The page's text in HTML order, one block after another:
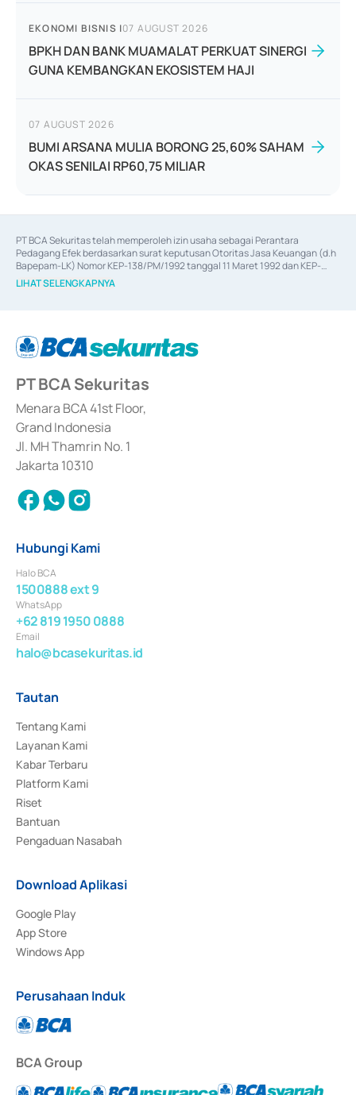
EKONOMI BISNIS |07 AUGUST 2026
BPKH DAN BANK MUAMALAT PERKUAT SINERGI
GUNA KEMBANGKAN EKOSISTEM HAJI
07 AUGUST 2026
BUMI ARSANA MULIA BORONG 25,60% SAHAM
OKAS SENILAI RP60,75 MILIAR
PT BCA Sekuritas telah memperoleh izin usaha sebagai Perantara
Pedagang Efek berdasarkan surat keputusan Otoritas Jasa Keuangan (d.h
Bapepam-LK) Nomor KEP-138/PM/1992 tanggal 11 Maret 1992 dan KEP-
06/D.04/2014 tanggal 28 Februari 2014, izin usaha sebagai Penjamin Emisi
Efek berdasarkan surat keputusan Otoritas Jasa Keuangan Nomor KEP-
berdasarkan surat keputusan Otoritas Jasa Keuangan Nomor S-
67/PM.21/2017 tanggal 3 Februari 2017, dan beberapa izin usaha lainnya
Sertifikat Deposito di Pasar Uang yang izinnya diterbitkan pada tahun 2017
dan izin usaha lainnya dari Bank Indonesia sebagai Lembaga Pendukung
Penerbitan, Transaksi, serta Penatausahaan dan Penyelesaian Transaksi
Surat Berharga Komersial yang izinnya diterbitkan pada tahun 2018.
LIHAT SELENGKAPNYA
PT BCA Sekuritas
Menara BCA 41st Floor,
Grand Indonesia
Jl. MH Thamrin No. 1
Jakarta 10310
Hubungi Kami
Halo BCA
1500888 ext 9
WhatsApp
+62 819 1950 0888
Email
halo@bcasekuritas.id
Tautan
Tentang Kami
Layanan Kami
Kabar Terbaru
Platform Kami
Riset
Bantuan
Pengaduan Nasabah
Download Aplikasi
Google Play
App Store
Windows App
Perusahaan Induk
BCA Group